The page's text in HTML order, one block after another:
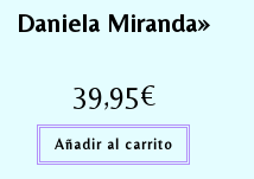
Daniela Miranda»
39,95€
Añadir al carrito